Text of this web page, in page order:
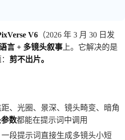
V6 （2026 年 3 月 30 日发
言 + 多镜头叙事 上。它解决的是
剪不出片。
距、光圈、景深、镜头畸变、暗角
数都能在提示词中调用
一段提示词直接生成多镜头小短